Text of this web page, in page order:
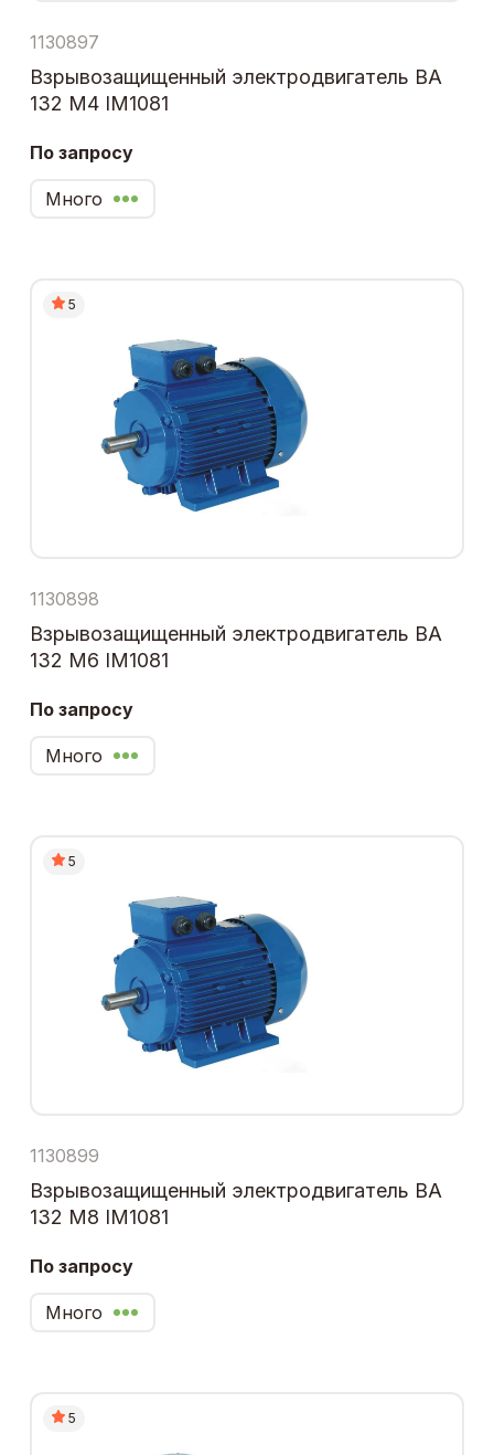
1130897
Взрывозащищенный электродвигатель ВА
132 М4 IM1081
По запросу
Много
5
1130898
Взрывозащищенный электродвигатель ВА
132 М6 IM1081
По запросу
Много
5
1130899
Взрывозащищенный электродвигатель ВА
132 М8 IM1081
По запросу
Много
5